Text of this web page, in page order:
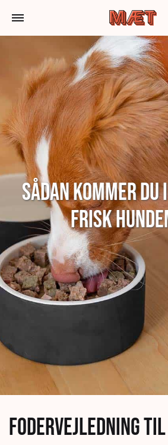
Sådan kommer du
frisk
Fodervejledning til